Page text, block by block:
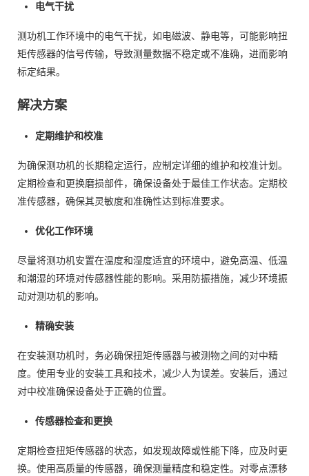
电气干扰
测功机工作环境中的电气干扰，如电磁波、静电等，可能影响扭
矩传感器的信号传输，导致测量数据不稳定或不准确，进而影响
标定结果。
解决方案
定期维护和校准
为确保测功机的长期稳定运行，应制定详细的维护和校准计划。
定期检查和更换磨损部件，确保设备处于最佳工作状态。定期校
准传感器，确保其灵敏度和准确性达到标准要求。
优化工作环境
尽量将测功机安置在温度和湿度适宜的环境中，避免高温、低温
和潮湿的环境对传感器性能的影响。采用防振措施，减少环境振
动对测功机的影响。
精确安装
在安装测功机时，务必确保扭矩传感器与被测物之间的对中精
度。使用专业的安装工具和技术，减少人为误差。安装后，通过
对中校准确保设备处于正确的位置。
传感器检查和更换
定期检查扭矩传感器的状态，如发现故障或性能下降，应及时更
换。使用高质量的传感器，确保测量精度和稳定性。对零点漂移